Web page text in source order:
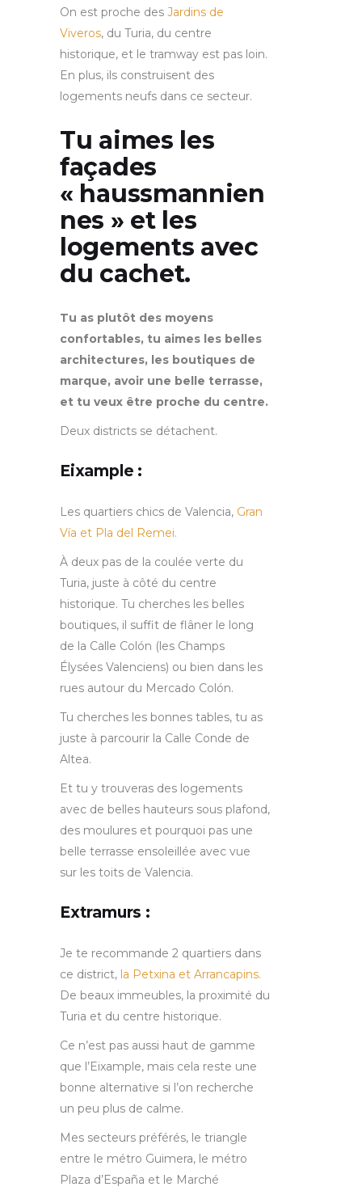
On est proche des Jardins de
Viveros, du Turia, du centre
historique, et le tramway est pas loin.
En plus, ils construisent des
logements neufs dans ce secteur.
Tu aimes les
façades
« haussmannien
nes » et les
logements avec
du cachet.
Tu as plutôt des moyens
confortables, tu aimes les belles
architectures, les boutiques de
marque, avoir une belle terrasse,
et tu veux être proche du centre.
Deux districts se détachent.
Eixample :
Les quartiers chics de Valencia, Gran
Vía et Pla del Remei.
À deux pas de la coulée verte du
Turia, juste à côté du centre
historique. Tu cherches les belles
boutiques, il suffit de flâner le long
de la Calle Colón (les Champs
Élysées Valenciens) ou bien dans les
rues autour du Mercado Colón.
Tu cherches les bonnes tables, tu as
juste à parcourir la Calle Conde de
Altea.
Et tu y trouveras des logements
avec de belles hauteurs sous plafond,
des moulures et pourquoi pas une
belle terrasse ensoleillée avec vue
sur les toits de Valencia.
Extramurs :
Je te recommande 2 quartiers dans
ce district, la Petxina et Arrancapins.
De beaux immeubles, la proximité du
Turia et du centre historique.
Ce n’est pas aussi haut de gamme
que l’Eixample, mais cela reste une
bonne alternative si l’on recherche
un peu plus de calme.
Mes secteurs préférés, le triangle
entre le métro Guimera, le métro
Plaza d’España et le Marché